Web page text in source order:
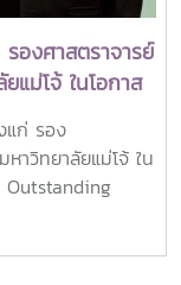
องศาสตราจารย์
แม่โจ้ ในโอกาส
แก่ รอง
าวิทยาลัยแม่โจ้ ใน
Outstanding
ตศึกษาและการ